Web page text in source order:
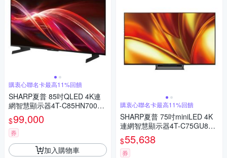
購衷心聯名卡最高11%回饋
SHARP夏普 85吋QLED 4K連
網智慧顯示器4T-C85HN7000X
含標準安裝
$99,000
券
加入購物車
購衷心聯名卡最高11%回饋
SHARP夏普 75吋miniLED 4K
連網智慧顯示器4T-C75GU850
0X 含標準安裝
$55,638
券